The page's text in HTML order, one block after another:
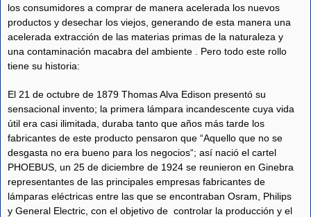
los consumidores a comprar de manera acelerada los nuevos
productos y desechar los viejos, generando de esta manera una
acelerada extracción de las materias primas de la naturaleza y
una contaminación macabra del ambiente . Pero todo este rollo
tiene su historia:
El 21 de octubre de 1879 Thomas Alva Edison presentó su
sensacional invento; la primera lámpara incandescente cuya vida
útil era casi ilimitada, duraba tanto que años más tarde los
fabricantes de este producto pensaron que “Aquello que no se
desgasta no era bueno para los negocios“; así nació el cartel
PHOEBUS, un 25 de diciembre de 1924 se reunieron en Ginebra
representantes de las principales empresas fabricantes de
lámparas eléctricas entre las que se encontraban Osram, Philips
y General Electric, con el objetivo de controlar la producción y el